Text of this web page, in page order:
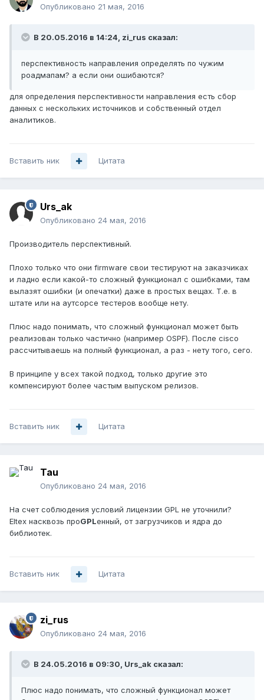
Опубликовано 21 мая, 2016
В 20.05.2016 в 14:24, zi_rus сказал:
перспективность направления определять по чужим
роадмапам? а если они ошибаются?
для определения перспективности направления есть сбор
данных с нескольких источников и собственный отдел
аналитиков.
Вставить ник Цитата
Urs_ak
Опубликовано 24 мая, 2016
Производитель перспективный.
Плохо только что они firmware свои тестируют на заказчиках
и ладно если какой-то сложный функционал с ошибками, там
вылазят ошибки (и опечатки) даже в простых вещах. Т.е. в
штате или на аутсорсе тестеров вообще нету.
Плюс надо понимать, что сложный функционал может быть
реализован только частично (например OSPF). После cisco
рассчитываешь на полный функционал, а раз - нету того, сего.
В принципе у всех такой подход, только другие это
компенсируют более частым выпуском релизов.
Вставить ник Цитата
Tau
Опубликовано 24 мая, 2016
На счет соблюдения условий лицензии GPL не уточнили?
Eltex насквозь проGPLенный, от загрузчиков и ядра до
библиотек.
Вставить ник Цитата
zi_rus
Опубликовано 24 мая, 2016
В 24.05.2016 в 09:30, Urs_ak сказал:
Плюс надо понимать, что сложный функционал может